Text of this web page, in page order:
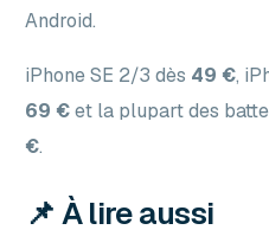
Android.
iPhone SE 2/3 dès 49 €,
69 €et la plupart des
€.
📌 À lire aussi